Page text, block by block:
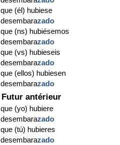
que (él) hubiese
desembarazado
que (ns) hubiésemos
desembarazado
que (vs) hubieseis
desembarazado
que (ellos) hubiesen
desembarazado
Futur antérieur
que (yo) hubiere
desembarazado
que (tú) hubieres
desembarazado